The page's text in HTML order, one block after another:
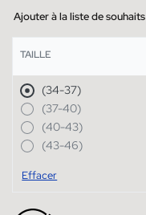
Ajouter à la liste de souhaits
TAILLE
(34-37)
(37-40)
(40-43)
(43-46)
Effacer